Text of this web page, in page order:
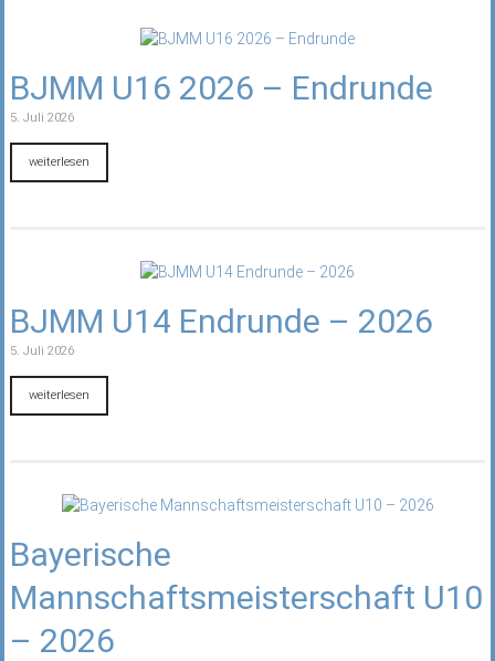
BJMM U16 2026 – Endrunde
5. Juli 2026
weiterlesen
BJMM U14 Endrunde – 2026
5. Juli 2026
weiterlesen
Bayerische
Mannschaftsmeisterschaft U10
– 2026